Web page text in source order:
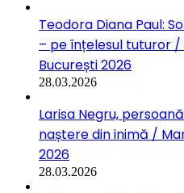
Teodora Diana Paul:
– pe înțelesul tuturor
București 2026
28.03.2026
Larisa Negru,
naștere din inimă /
2026
28.03.2026